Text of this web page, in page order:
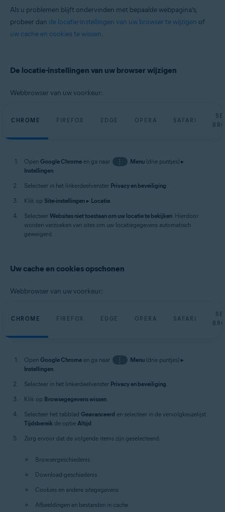
Als u problemen blijft ondervinden met bepaalde webpagina’s,
probeer dan de locatie-instellingen van uw browser te wijzigen of
uw cache en cookies te wissen.
De locatie-instellingen van uw browser wijzigen
Webbrowser van uw voorkeur:
CHROME FIREFOX EDGE OPERA SAFARI
Open Google Chrome en ga naar ⋮ Menu(drie puntjes) ▸
Instellingen.
Selecteer in het linkerdeelvenster Privacy en beveiliging.
Klik op Site-instellingen ▸ Locatie.
Selecteer Websites niet toestaan om uw locatie te bekijken. Hierdoor
worden verzoeken van sites om uw locatiegegevens automatisch
geweigerd.
Uw cache en cookies opschonen
Webbrowser van uw voorkeur:
CHROME FIREFOX EDGE OPERA SAFARI
Open Google Chrome en ga naar ⋮ Menu(drie puntjes) ▸
Instellingen.
Selecteer in het linkerdeelvenster Privacy en beveiliging.
Klik op Browsegegevens wissen.
Selecteer het tabblad Geavanceerd en selecteer in de vervolgkeuzelijst
Tijdsbereik de optie Altijd.
Zorg ervoor dat de volgende items zijn geselecteerd:
Browsergeschiedenis
Download-geschiedenis
Cookies en andere sitegegevens
Afbeeldingen en bestanden in cache